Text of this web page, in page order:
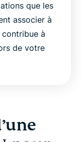
que les
associer à
à
de votre